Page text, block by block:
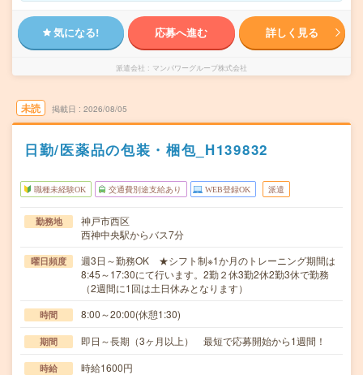
気になる! 応募へ進む 詳しく見る
派遣会社 マンパワーグループ株式会社
未読 掲載日 2026/08/05
日勤/医薬品の包装・梱包_H139832
職種未経験OK 交通費別途支給あり WEB登録OK 派遣
勤務地
神戸市西区
西神中央駅からバス7分
曜日頻度
週3日～勤務OK ★シフト制※1か月のトレーニング期間は
8:45～17:30にて行います。2勤２休3勤2休2勤3休で勤務
（2週間に1回は土日休みとなります）
時間 8:00～20:00(休憩1:30)
期間 即日～長期（3ヶ月以上） 最短で応募開始から1週間！
時給 時給1600円